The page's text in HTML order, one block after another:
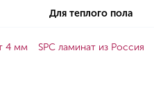
Для теплого пола
4 мм SPC ламинат из Россия